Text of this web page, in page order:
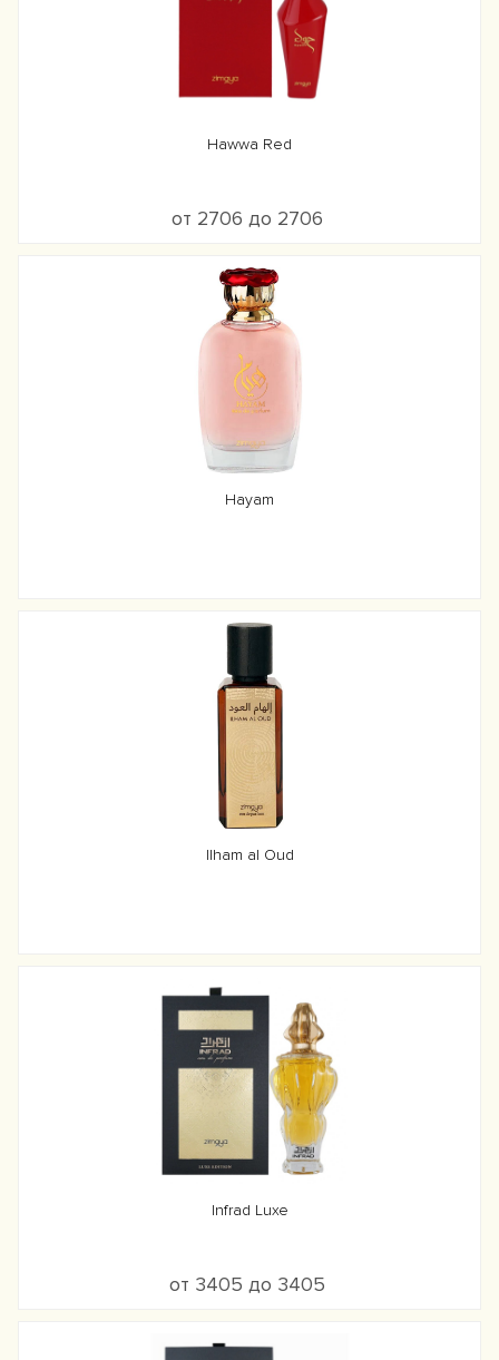
Hawwa Red
от 2706 до 2706
Hayam
Ilham al Oud
Infrad Luxe
от 3405 до 3405